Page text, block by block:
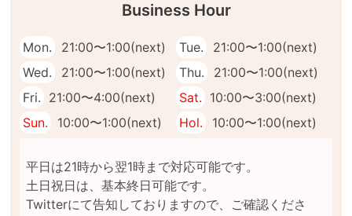
Business Hour
Mon. 21:00〜1:00(next) Tue.
21:00〜1:00(next)
Wed.
21:00〜1:00(next) Thu.
21:00〜1:00(next)
Fri. 21:00〜4:00(next) Sat. 10:00〜3:00(next)
Sun.
10:00〜1:00(next) Hol. 10:00〜1:00(next)
平日は21時から翌1時まで対応可能です。
土日祝日は、基本終日可能です。
Twitterにて告知しておりますので、ご確認くださ